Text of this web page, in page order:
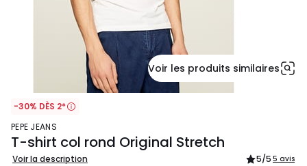
Voir les produits similaires
-30% DÈS 2*
PEPE JEANS
T-shirt col rond Original Stretch
Voir la description 5/5 5 avis